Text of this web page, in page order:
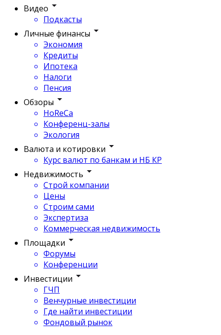
Видео
Подкасты
Личные финансы
Экономия
Кредиты
Ипотека
Налоги
Пенсия
Обзоры
HoReCa
Конференц-залы
Экология
Валюта и котировки
Курс валют по банкам и НБ КР
Недвижимость
Строй компании
Цены
Строим сами
Экспертиза
Коммерческая недвижимость
Площадки
Форумы
Конференции
Инвестиции
ГЧП
Венчурные инвестиции
Где найти инвестиции
Фондовый рынок